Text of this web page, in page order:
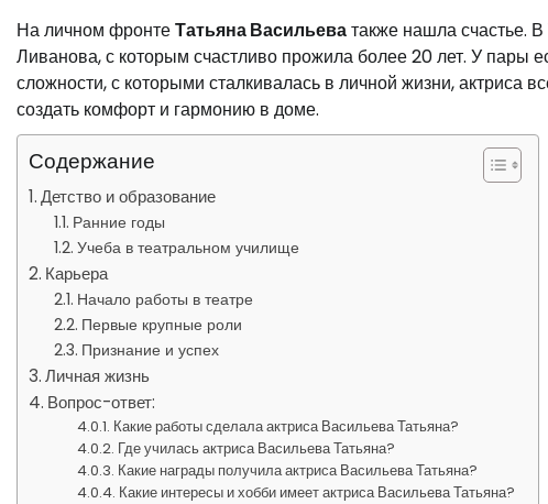
На личном фронтеТатьяна Васильеватакже нашла счастье.
Ливанова, с которым счастливо прожила более 20 лет. У пары
сложности, с которыми сталкивалась в личной жизни, актриса
создать комфорт и гармонию в доме.
Содержание
Детство и образование
Ранние годы
Учеба в театральном училище
Карьера
Начало работы в театре
Первые крупные роли
Признание и успех
Личная жизнь
Вопрос-ответ:
Какие работы сделала актриса Васильева Татьяна?
Где училась актриса Васильева Татьяна?
Какие награды получила актриса Васильева Татьяна?
Какие интересы и хобби имеет актриса Васильева Татьяна?